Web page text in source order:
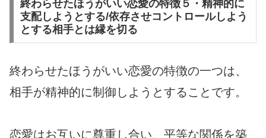
終わらせたほうがいい恋愛の特徴５・精神的に
支配しようとする/依存させコントロールしよう
とする相手とは縁を切る
終わらせたほうがいい恋愛の特徴の一つは、
相手が精神的に制御しようとすることです。
恋愛はお互いに尊重し合い、平等な関係を築